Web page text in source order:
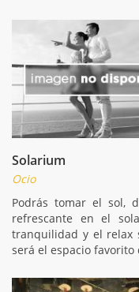
Solarium
Ocio
Podrás tomar el sol,
refrescante en el
tranquilidad y el relax
será el espacio favorito